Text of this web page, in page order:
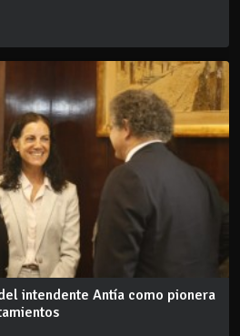
intendente Antía como pionera